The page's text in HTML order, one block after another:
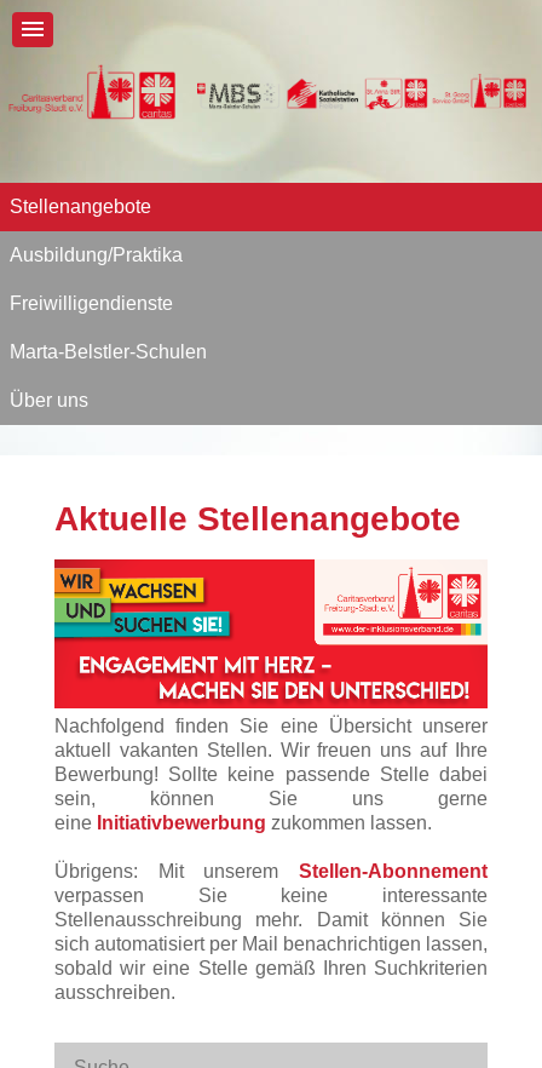
Stellenangebote
Ausbildung/Praktika
Freiwilligendienste
Marta-Belstler-Schulen
Über uns
Aktuelle Stellenangebote
Nachfolgend finden Sie eine Übersicht unserer
aktuell vakanten Stellen. Wir freuen uns auf Ihre
Bewerbung! Sollte keine passende Stelle dabei
sein, können Sie uns gerne
eine Initiativbewerbung zukommen lassen.
Übrigens: Mit unserem Stellen-Abonnement
verpassen Sie keine interessante
Stellenausschreibung mehr. Damit können Sie
sich automatisiert per Mail benachrichtigen lassen,
sobald wir eine Stelle gemäß Ihren Suchkriterien
ausschreiben.